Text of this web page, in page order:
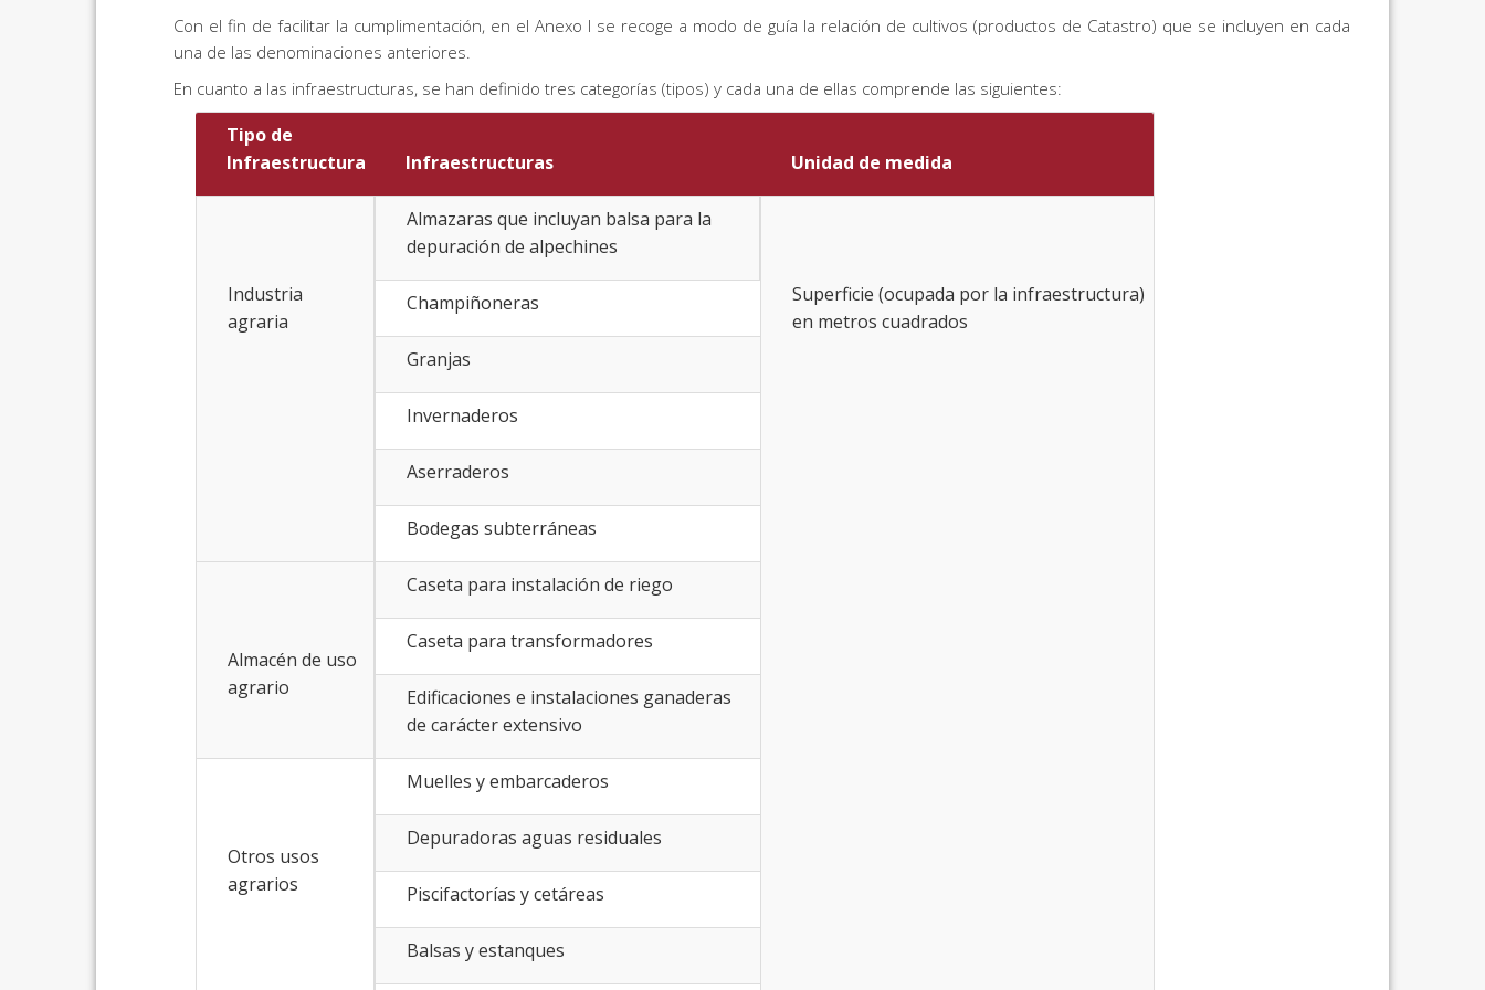
Con el fin de facilitar la cumplimentación, en el Anexo I se recoge a modo de guía la relación de cultivos (productos de Catastro) que se incluyen en cada
una de las denominaciones anteriores.
En cuanto a las infraestructuras, se han definido tres categorías (tipos) y cada una de ellas comprende las siguientes:
Tipo de
Infraestructura
Infraestructuras Unidad de medida
Industria
agraria
Almazaras que incluyan balsa para la
depuración de alpechines
Superficie (ocupada por la infraestructura)
en metros cuadrados
Champiñoneras
Granjas
Invernaderos
Aserraderos
Bodegas subterráneas
Almacén de uso
agrario
Caseta para instalación de riego
Caseta para transformadores
Edificaciones e instalaciones ganaderas
de carácter extensivo
Otros usos
agrarios
Muelles y embarcaderos
Depuradoras aguas residuales
Piscifactorías y cetáreas
Balsas y estanques